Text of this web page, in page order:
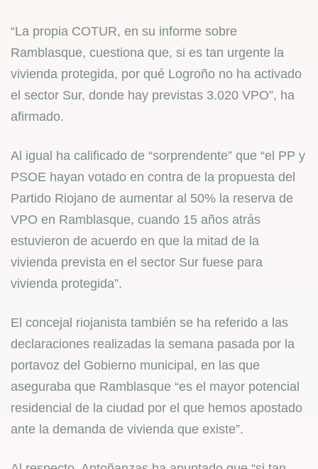
“La propia COTUR, en su informe sobre
Ramblasque, cuestiona que, si es tan urgente la
vivienda protegida, por qué Logroño no ha activado
el sector Sur, donde hay previstas 3.020 VPO”, ha
afirmado.
Al igual ha calificado de “sorprendente” que “el PP y
PSOE hayan votado en contra de la propuesta del
Partido Riojano de aumentar al 50% la reserva de
VPO en Ramblasque, cuando 15 años atrás
estuvieron de acuerdo en que la mitad de la
vivienda prevista en el sector Sur fuese para
vivienda protegida”.
El concejal riojanista también se ha referido a las
declaraciones realizadas la semana pasada por la
portavoz del Gobierno municipal, en las que
aseguraba que Ramblasque “es el mayor potencial
residencial de la ciudad por el que hemos apostado
ante la demanda de vivienda que existe”.